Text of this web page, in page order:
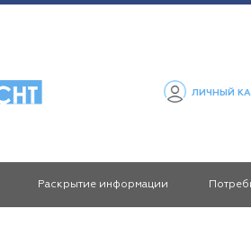
ЛИЧНЫЙ
Раскрытие информации